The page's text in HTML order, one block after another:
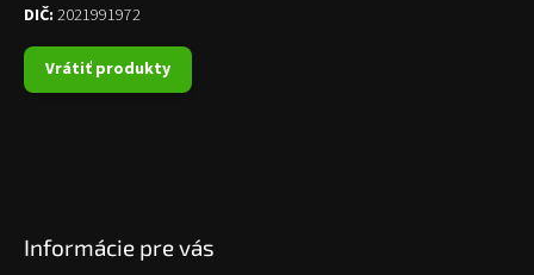
DIČ: 2021991972
Vrátiť produkty
Informácie pre vás